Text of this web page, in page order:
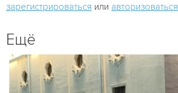
зарегистрироваться или авторизоваться
Ещё